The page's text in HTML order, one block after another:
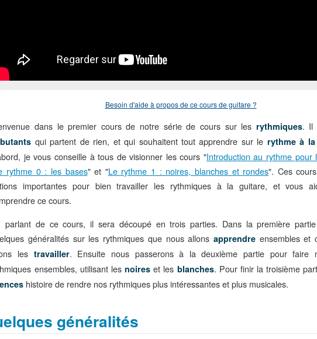
Besoin d'aide à propos de ce cours de guitare ?
dans le premier cours de notre série de cours sur les rythmiques. Il
qui partent de rien, et qui souhaitent tout apprendre sur le rythme à
je vous conseille à tous de visionner les cours "Introduction au rythme pour
rythme 0 : les bases" et "Le rythme 1 : noires, blanches et rondes". Ces
importantes pour bien travailler les rythmiques à la guitare, et vous
ce cours.
parlant de ce cours, il sera découpé en trois parties. Dans la première
généralités sur les rythmiques que nous allons apprendre ensembles et
les travailler. Ensuite nous passerons à la deuxième partie pour faire
ensembles, utilisant les noireset les blanches. Pour finir la troisième
histoire de rendre nos rythmiques plus intéressantes et plus musicales.
généralités